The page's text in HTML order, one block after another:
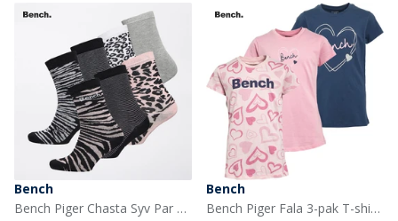
Bench
Bench Piger Chasta Syv Par Sokker Assorteret
Bench
Bench Piger Fala 3-pak T-shirts Blå/Pink Hjerte/Pink